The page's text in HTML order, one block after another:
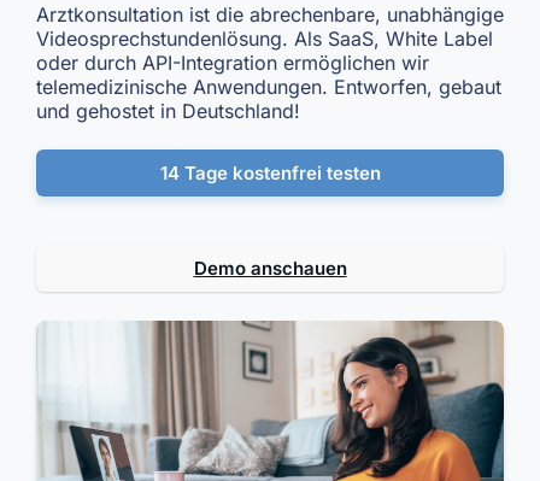
Arztkonsultation ist die abrechenbare, unabhängige
Videosprechstundenlösung. Als SaaS, White Label
oder durch API-Integration ermöglichen wir
telemedizinische Anwendungen. Entworfen, gebaut
und gehostet in Deutschland!
14 Tage kostenfrei testen
Demo anschauen